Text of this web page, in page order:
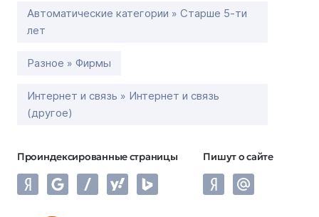
Автоматические категории » Старше 5-ти
лет
Разное » Фирмы
Интернет и связь » Интернет и связь
(другое)
Проиндексированные страницы Пишут о сайте